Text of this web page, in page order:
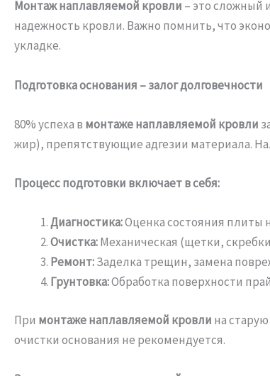
Монтаж наплавляемой кровли – это сложный
надежность кровли. Важно помнить, что
укладке.
Подготовка основания – залог долговечности
80% успеха в монтаже наплавляемой кровли
жир), препятствующие адгезии материала.
Процесс подготовки включает в себя:
Диагностика:Оценка состояния плиты
Очистка:Механическая (щетки,
Ремонт:Заделка трещин, замена
Грунтовка:Обработка поверхности
При монтаже наплавляемой кровли на
очистки основания не рекомендуется.